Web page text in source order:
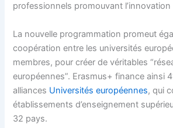
professionnels promouvant
La nouvelle programmation promeut
coopération entre les universités
membres, pour créer de véritables
européennes”. Erasmus+ finance ainsi
alliances Universités européennes, qui
établissements d’enseignement
32 pays.